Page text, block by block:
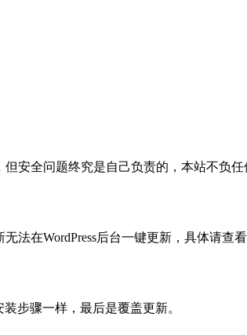
安全问题终究是自己负责的，本站不负
法在WordPress后台一键更新，具体请查看
步骤一样，最后是覆盖更新。